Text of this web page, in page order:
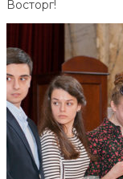
Восторг!